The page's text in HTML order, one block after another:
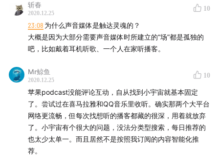
斩春
2020.12.25
10
23:08 为什么声音媒体是触达灵魂的？
大概是因为大部分需要声音媒体时所建立的“场”都是孤独的
吧，比如戴着耳机听歌、一个人在家听播客。
Mr鲸鱼
2020.12.25
10
苹果podcast没能评论互动，自从找到小宇宙就基本固定
了。尝试过在喜马拉雅和QQ音乐里收听。确实那两个大平台
网络更流畅，但每次找想听的播客都藏的很深，用着就放弃
了。小宇宙有个很大的问题，没法分类型搜索，每日推荐的
也太少太单一。而且居然不是按照我订阅的内容智能化推
荐。